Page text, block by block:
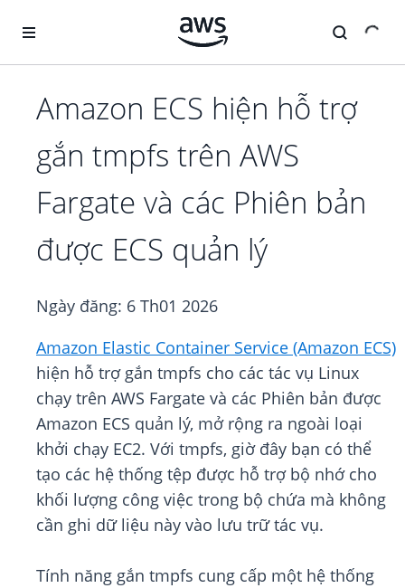
Amazon ECS hiện hỗ trợ
gắn tmpfs trên AWS
Fargate và các Phiên bản
được ECS quản lý
Ngày đăng: 6 Th01 2026
Amazon Elastic Container Service (Amazon ECS)
hiện hỗ trợ gắn tmpfs cho các tác vụ Linux
chạy trên AWS Fargate và các Phiên bản được
Amazon ECS quản lý, mở rộng ra ngoài loại
khởi chạy EC2. Với tmpfs, giờ đây bạn có thể
tạo các hệ thống tệp được hỗ trợ bộ nhớ cho
khối lượng công việc trong bộ chứa mà không
cần ghi dữ liệu này vào lưu trữ tác vụ.
Tính năng gắn tmpfs cung cấp một hệ thống